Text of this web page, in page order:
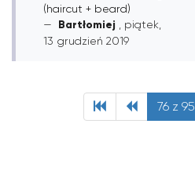
(haircut + beard)
Bartłomiej
, piątek,
13 grudzień 2019
76 z 95